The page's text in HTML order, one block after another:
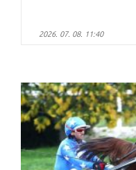
2026. 07. 08. 11:40